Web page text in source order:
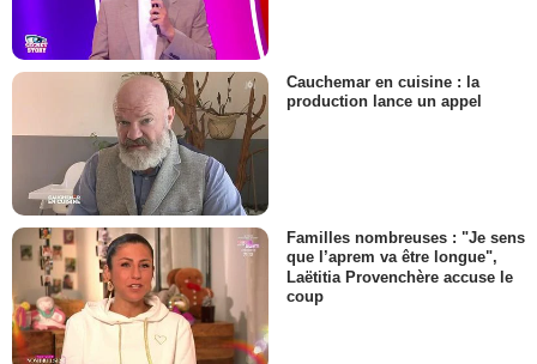
Cauchemar en cuisine : la
production lance un appel
Familles nombreuses : "Je sens
que l’aprem va être longue",
Laëtitia Provenchère accuse le
coup